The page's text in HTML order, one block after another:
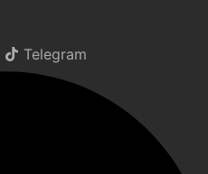
Telegram